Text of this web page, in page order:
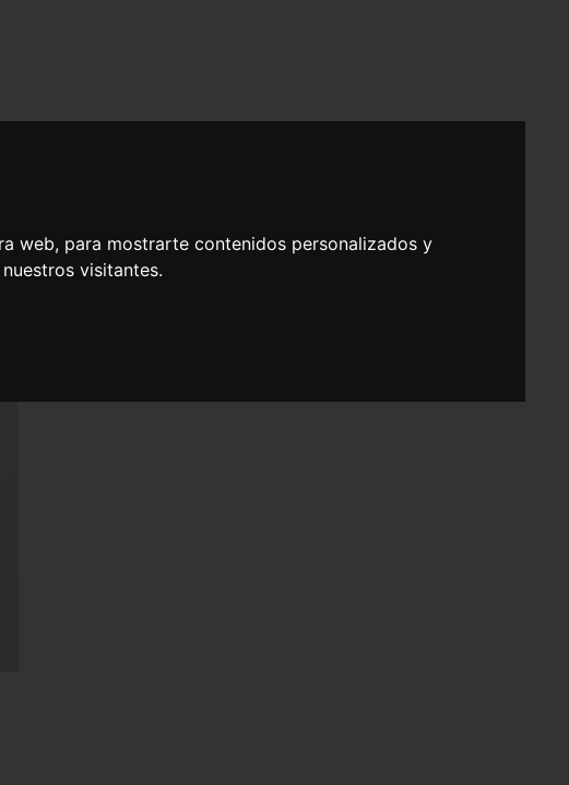
web, para mostrarte contenidos personalizados y
visitantes.